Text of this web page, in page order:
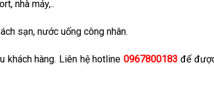
nhà máy,..
sạn, nước uống công nhân.
khách hàng. Liên hệ hotline 0967800183 để